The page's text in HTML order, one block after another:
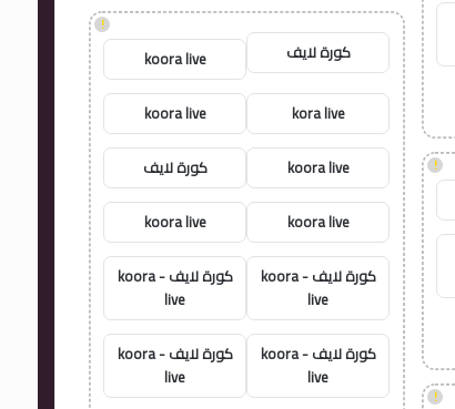
!
!
!
كورة لايف koora live
kora live
koora live
koora live كورة لايف
koora live
koora live
كورة لايف - koora
live
كورة لايف - koora
live
كورة لايف - koora
live
كورة لايف - koora
live